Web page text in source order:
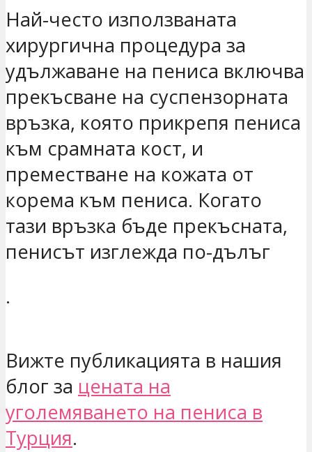
Най-често използваната
хирургична процедура за
удължаване на пениса включва
прекъсване на суспензорната
връзка, която прикрепя пениса
към срамната кост, и
преместване на кожата от
корема към пениса. Когато
тази връзка бъде прекъсната,
пенисът изглежда по-дълъг
.
Вижте публикацията в нашия
блог за цената на
уголемяването на пениса в
Турция.